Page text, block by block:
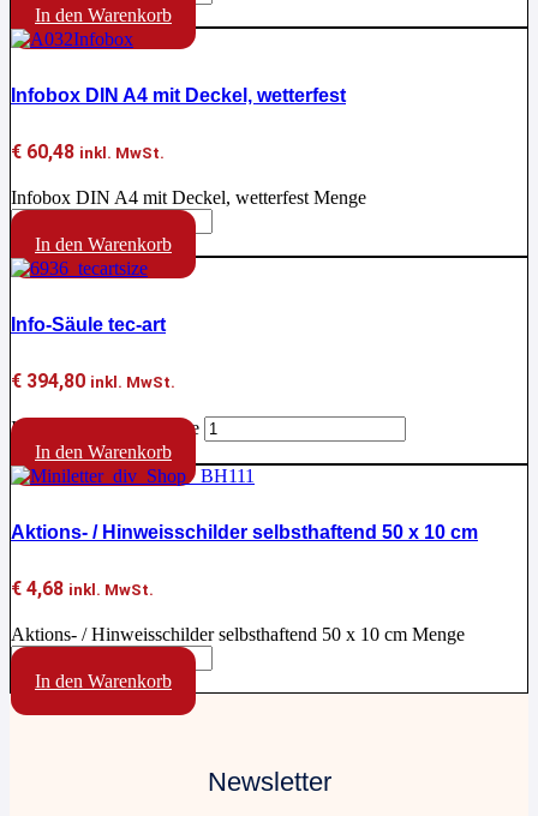
In den Warenkorb
Infobox DIN A4 mit Deckel, wetterfest
€ 60,48 inkl. MwSt.
Infobox DIN A4 mit Deckel, wetterfest Menge
In den Warenkorb
Info-Säule tec-art
€ 394,80 inkl. MwSt.
Info-Säule tec-art Menge
In den Warenkorb
Aktions- / Hinweisschilder selbsthaftend 50 x 10 cm
€ 4,68 inkl. MwSt.
Aktions- / Hinweisschilder selbsthaftend 50 x 10 cm Menge
In den Warenkorb
Newsletter